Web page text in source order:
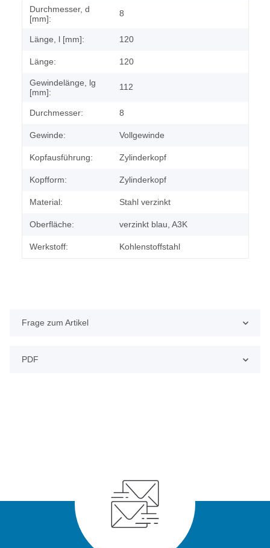
Durchmesser, d
[mm]:
8
Länge, l [mm]: 120
Länge: 120
Gewindelänge, lg
[mm]:
112
Durchmesser: 8
Gewinde: Vollgewinde
Kopfausführung: Zylinderkopf
Kopfform: Zylinderkopf
Material: Stahl verzinkt
Oberfläche: verzinkt blau, A3K
Werkstoff: Kohlenstoffstahl
Frage zum Artikel
PDF